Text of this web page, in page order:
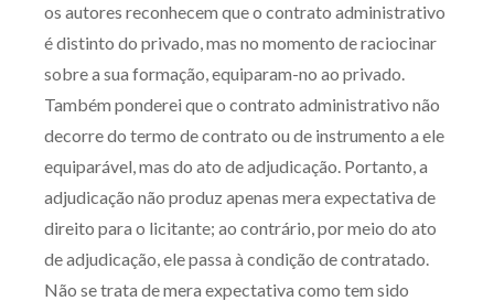
os autores reconhecem que o contrato administrativo
é distinto do privado, mas no momento de raciocinar
sobre a sua formação, equiparam-no ao privado.
Também ponderei que o contrato administrativo não
decorre do termo de contrato ou de instrumento a ele
equiparável, mas do ato de adjudicação. Portanto, a
adjudicação não produz apenas mera expectativa de
direito para o licitante; ao contrário, por meio do ato
de adjudicação, ele passa à condição de contratado.
Não se trata de mera expectativa como tem sido